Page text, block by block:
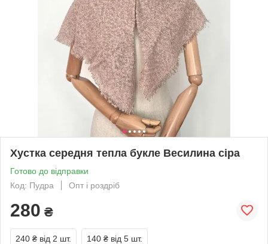
Хустка середня тепла букле Весилина сіра
Готово до відправки
Код: Пудра
Опт і роздріб
280 ₴
240 ₴ від 2 шт. 140 ₴ від 5 шт.